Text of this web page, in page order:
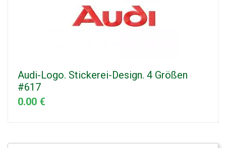
Audi-Logo. Stickerei-Design. 4 Größen
#617
0.00 €